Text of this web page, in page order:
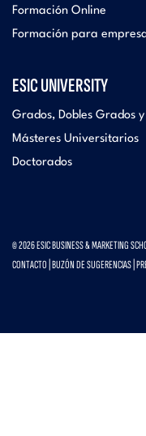
Formación Online
Formación para
ESIC UNIVERSITY
Grados, Dobles Grados
Másteres Universitarios
Doctorados
© 2026 ESIC BUSINESS & MARKETING
CONTACTO BUZÓN DE SUGERENCIAS